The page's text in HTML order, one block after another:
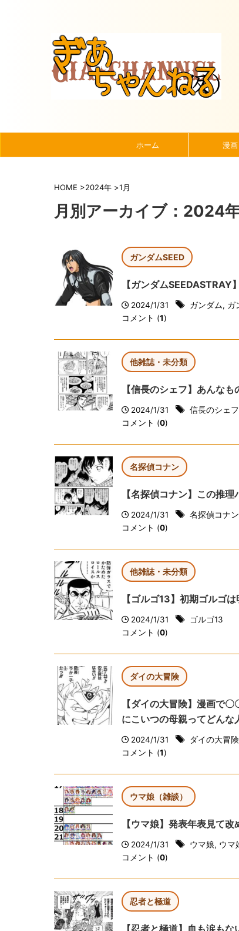
ホーム 漫画
HOME >2024年 >1月
月別アーカイブ：2024
ガンダムSEED
【ガンダム
2024/1/31 ガンダム, ガ
コメント (1)
他雑誌・未分類
【信長のシェフ】あんな
2024/1/31
信長のシェフ
コメント (0)
名探偵コナン
【名探偵コナン】この推
2024/1/31
名探偵コナン
コメント (0)
他雑誌・未分類
【ゴルゴ13】初期ゴルゴ
2024/1/31
ゴルゴ13
コメント (0)
ダイの大冒険
【ダイの大冒険】漫画で
にこいつの母親ってどん
2024/1/31
ダイの大冒険
コメント (1)
ウマ娘（雑談）
【ウマ娘】発表年表見て
2024/1/31 ウマ娘, ウマ
コメント (0)
忍者と極道
【忍者と極道】血も涙もな